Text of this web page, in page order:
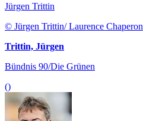
Jürgen Trittin
© Jürgen Trittin/ Laurence Chaperon
Trittin, Jürgen
Bündnis 90/Die Grünen
()